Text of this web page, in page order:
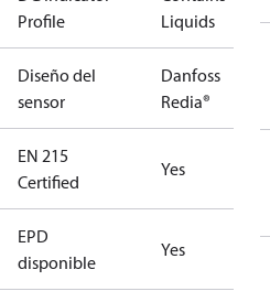
Profile
Liquids
Diseño del
sensor
Danfoss
Redia®
EN 215
Certified
Yes
EPD
disponible
Yes